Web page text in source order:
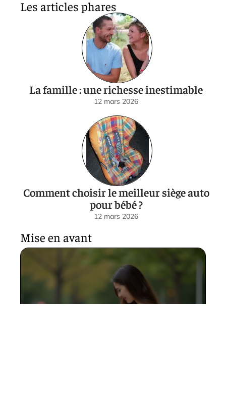
Les articles phares
La famille : une richesse inestimable
12 mars 2026
Comment choisir le meilleur siège auto
pour bébé ?
12 mars 2026
Mise en avant